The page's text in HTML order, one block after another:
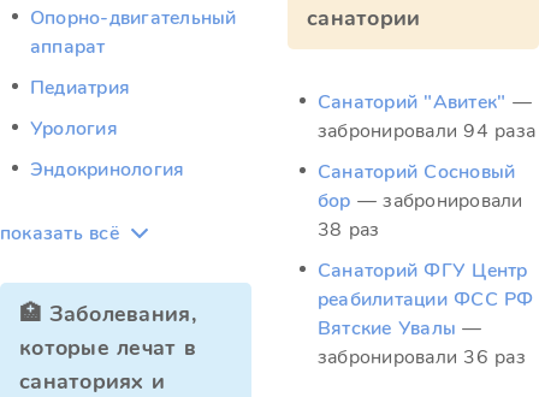
Опорно-двигательный
аппарат
Педиатрия
Урология
Эндокринология
показать всё
🏥 Заболевания,
которые лечат в
санаториях и
санатории
Санаторий "Авитек" —
забронировали 94 раза
Санаторий Сосновый
бор — забронировали
38 раз
Санаторий ФГУ Центр
реабилитации ФСС РФ
Вятские Увалы —
забронировали 36 раз